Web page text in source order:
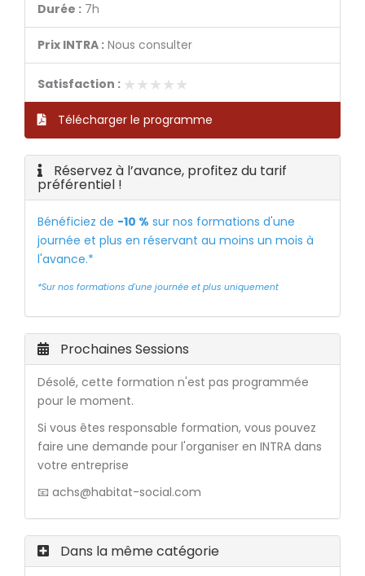
Durée : 7h
Prix INTRA : Nous consulter
Satisfaction : ★★★★★
★★★★★
Télécharger le programme
Réservez à l’avance, profitez du tarif
préférentiel !
Bénéficiez de -10 % sur nos formations d'une
journée et plus en réservant au moins un mois à
l'avance.*
*Sur nos formations d'une journée et plus uniquement
Prochaines Sessions
Désolé, cette formation n'est pas programmée
pour le moment.
Si vous êtes responsable formation, vous pouvez
faire une demande pour l'organiser en INTRA dans
votre entreprise
📧 achs@habitat-social.com
Dans la même catégorie